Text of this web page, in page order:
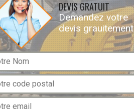
DEVIS GRATUIT
Demandez votre
devis grauitement